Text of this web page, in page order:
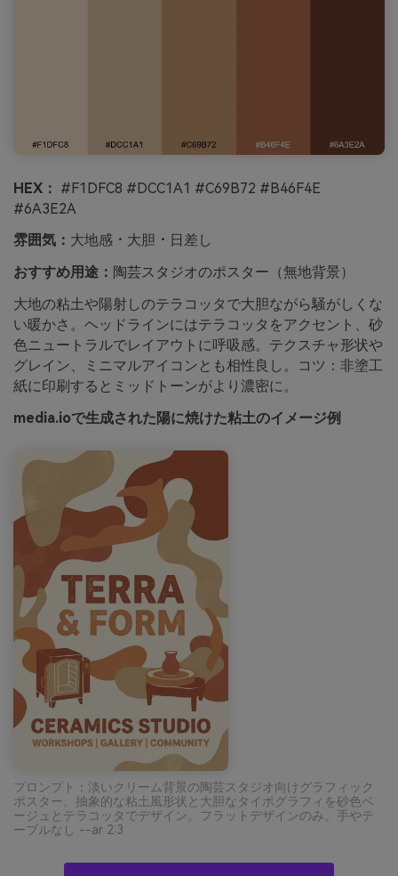
HEX： #F1DFC8 #DCC1A1 #C69B72 #B46F4E
#6A3E2A
雰囲気： 大地感・大胆・日差し
おすすめ用途： 陶芸スタジオのポスター（無地背景）
大地の粘土や陽射しのテラコッタで大胆ながら騒がしくな
い暖かさ。ヘッドラインにはテラコッタをアクセント、砂
色ニュートラルでレイアウトに呼吸感。テクスチャ形状や
グレイン、ミニマルアイコンとも相性良し。コツ：非塗工
紙に印刷するとミッドトーンがより濃密に。
media.ioで生成された陽に焼けた粘土のイメージ例
プロンプト：淡いクリーム背景の陶芸スタジオ向けグラフィック
ポスター。抽象的な粘土風形状と大胆なタイポグラフィを砂色ベ
ージュとテラコッタでデザイン。フラットデザインのみ。手やテ
ーブルなし --ar 2:3